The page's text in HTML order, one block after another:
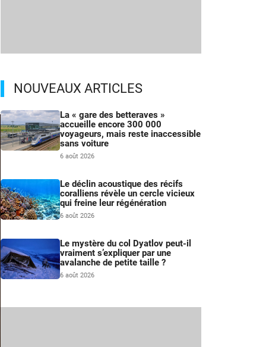
NOUVEAUX ARTICLES
La « gare des betteraves »
accueille encore 300 000
voyageurs, mais reste inaccessible
sans voiture
6 août 2026
Le déclin acoustique des récifs
coralliens révèle un cercle vicieux
qui freine leur régénération
6 août 2026
Le mystère du col Dyatlov peut-il
vraiment s’expliquer par une
avalanche de petite taille ?
6 août 2026